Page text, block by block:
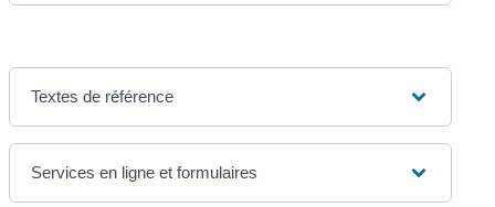
Textes de référence
Services en ligne et formulaires